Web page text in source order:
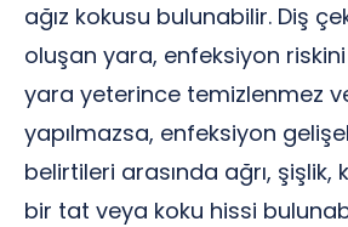
ağız kokusu bulunabilir. Diş
oluşan yara, enfeksiyon riskini
yara yeterince temizlenmez
yapılmazsa, enfeksiyon
belirtileri arasında ağrı, şişlik,
bir tat veya koku hissi